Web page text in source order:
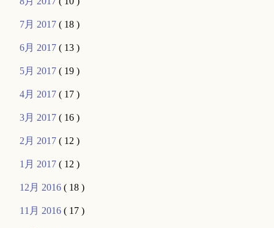
7月 2017( 18 )
6月 2017( 13 )
5月 2017( 19 )
4月 2017( 17 )
3月 2017( 16 )
2月 2017( 12 )
1月 2017( 12 )
12月 2016( 18 )
11月 2016( 17 )